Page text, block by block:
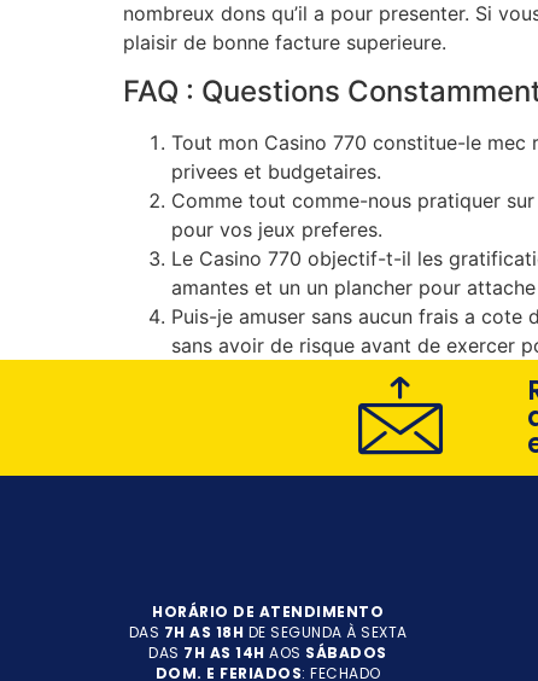
nombreux dons qu’il a pour presenter. Si
plaisir de bonne facture superieure.
FAQ : Questions
Tout mon Casino 770 constitue-le mec
privees et budgetaires.
Comme tout comme-nous pratiquer
pour vos jeux preferes.
Le Casino 770 objectif-t-il les
amantes et un un plancher pour
Puis-je amuser sans aucun frais a
sans avoir de risque avant de exercer
HORÁRIO DE ATENDIMENTO
DAS 7H AS 18H DE SEGUNDA À SEXTA
DAS 7H AS 14H AOS SÁBADOS
DOM. E FERIADOS: FECHADO